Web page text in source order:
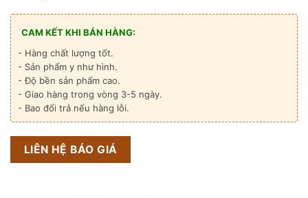
CAM KẾT KHI BÁN HÀNG:
- Hàng chất lượng tốt.
- Sản phẩm y như hình.
- Độ bền sản phẩm cao.
- Giao hàng trong vòng 3-5 ngày.
- Bao đổi trả nếu hàng lỗi.
LIÊN HỆ BÁO GIÁ